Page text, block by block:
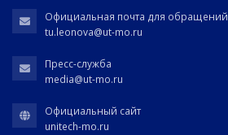
Официальная почта для обращений
tu.leonova@ut-mo.ru
Пресс-служба
media@ut-mo.ru
Официальный сайт
unitech-mo.ru